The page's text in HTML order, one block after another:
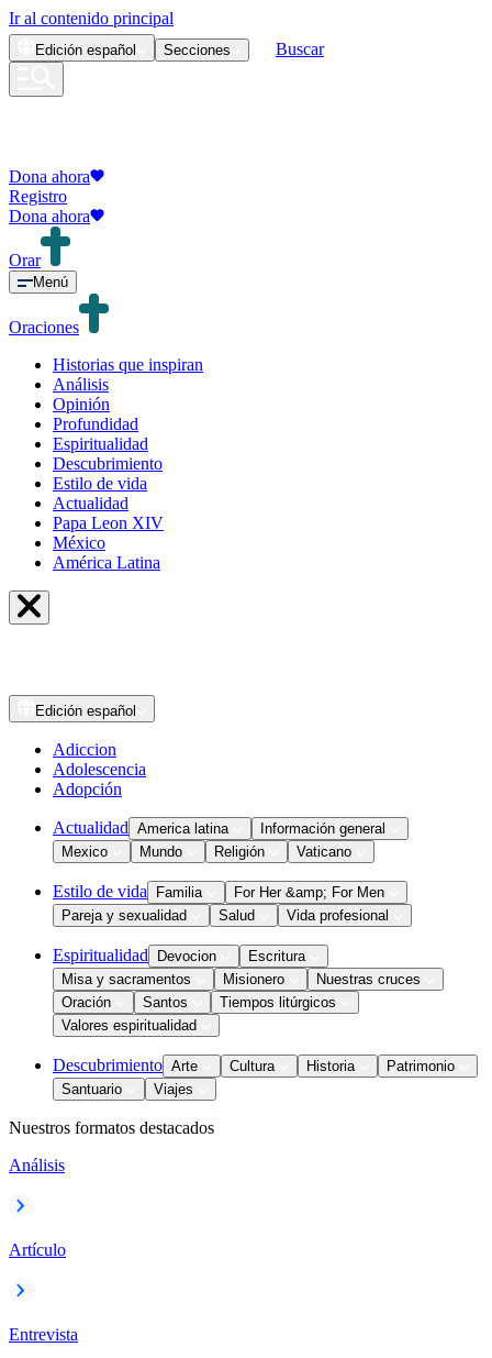
Ir al contenido principal
Edición español Secciones Buscar
Dona ahora
Registro
Dona ahora
Orar
Menú
Oraciones
Historias que inspiran
Análisis
Opinión
Profundidad
Espiritualidad
Descubrimiento
Estilo de vida
Actualidad
Papa Leon XIV
México
América Latina
Edición español
Adiccion
Adolescencia
Adopción
Actualidad America latina
Información general
Mexico
Mundo Religión Vaticano
Estilo de vida Familia
For Her &amp; For Men
Pareja y sexualidad
Salud Vida profesional
Espiritualidad Devocion
Escritura
Misa y sacramentos
Misionero
Nuestras cruces
Oración
Santos
Tiempos litúrgicos
Valores espiritualidad
Descubrimiento Arte Cultura Historia
Patrimonio
Santuario
Viajes
Nuestros formatos destacados
Análisis
Artículo
Entrevista